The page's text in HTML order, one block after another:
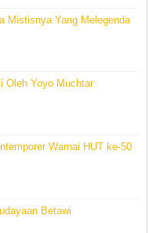
Mistisnya Yang Melegenda
Oleh Yoyo Muchtar
Warnai HUT ke-50
Betawi